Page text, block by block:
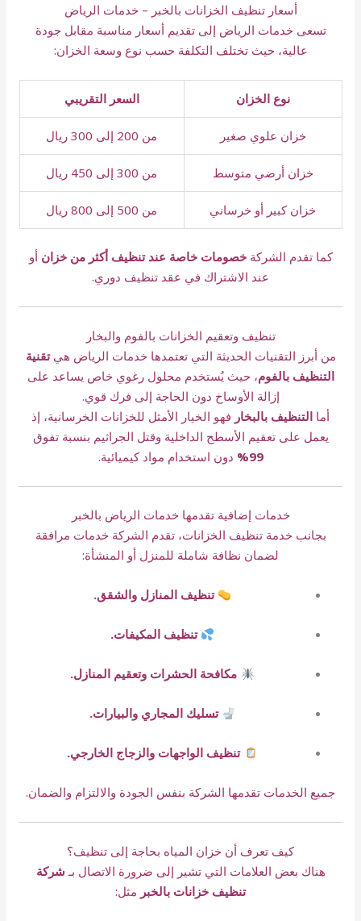
أسعار تنظيف الخزانات بالخبر – خدمات الرياض
تسعى خدمات الرياض إلى تقديم أسعار مناسبة مقابل جودة
عالية، حيث تختلف التكلفة حسب نوع وسعة الخزان:
نوع الخزان السعر التقريبي
خزان علوي صغير من 200 إلى 300 ريال
خزان أرضي متوسط من 300 إلى 450 ريال
خزان كبير أو خرساني من 500 إلى 800 ريال
كما تقدم الشركةخصومات خاصة عند تنظيف أكثر من خزان أو
عند الاشتراك في عقد تنظيف دوري.
تنظيف وتعقيم الخزانات بالفوم والبخار
من أبرز التقنيات الحديثة التي تعتمدها خدمات الرياض هيتقنية
التنظيف بالفوم، حيث يُستخدم محلول رغوي خاص يساعد على
إزالة الأوساخ دون الحاجة إلى فرك قوي.
أما التنظيف بالبخار فهو الخيار الأمثل للخزانات الخرسانية، إذ
يعمل على تعقيم الأسطح الداخلية وقتل الجراثيم بنسبة تفوق
99%
دون استخدام مواد كيميائية.
خدمات إضافية تقدمها خدمات الرياض بالخبر
بجانب خدمة تنظيف الخزانات، تقدم الشركة خدمات مرافقة
لضمان نظافة شاملة للمنزل أو المنشأة:
تنظيف المنازل والشقق.
تنظيف المكيفات.
مكافحة الحشرات وتعقيم المنازل.
تسليك المجاري والبيارات.
تنظيف الواجهات والزجاج الخارجي.
جميع الخدمات تقدمها الشركة بنفس الجودة والالتزام والضمان.
كيف تعرف أن خزان المياه بحاجة إلى تنظيف؟
هناك بعض العلامات التي تشير إلى ضرورة الاتصال بـ شركة
تنظيف خزانات بالخبر مثل: